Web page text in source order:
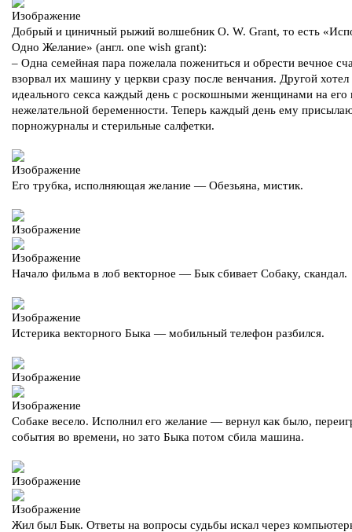
Добрый и циничный рыжий волшебник O. W. Grant, то есть
Одно Желание» (англ. one wish grant):
– Одна семейная пара пожелала пожениться и обрести вечное
взорвал их машину у церкви сразу после венчания. Другой хотел
идеального секса каждый день с роскошными женщинами на его
нежелательной беременности. Теперь каждый день ему
порножурналы и стерильные салфетки.
Его трубка, исполняющая желание — Обезьяна, мистик.
Начало фильма в лоб векторное — Бык сбивает Собаку, скандал.
Истерика векторного Быка — мобильный телефон разбился.
Собаке весело. Исполнил его желание — вернул как было,
события во времени, но зато Быка потом сбила машина.
Жил был Бык. Ответы на вопросы судьбы искал через